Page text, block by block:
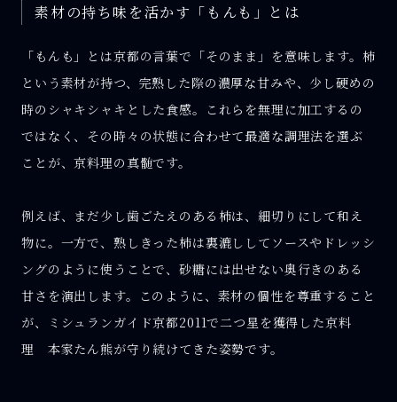
素材の持ち味を活かす「もんも」とは
「もんも」とは京都の言葉で「そのまま」を意味します。柿
という素材が持つ、完熟した際の濃厚な甘みや、少し硬めの
時のシャキシャキとした食感。これらを無理に加工するの
ではなく、その時々の状態に合わせて最適な調理法を選ぶ
ことが、京料理の真髄です。
例えば、まだ少し歯ごたえのある柿は、細切りにして和え
物に。一方で、熟しきった柿は裏漉ししてソースやドレッシ
ングのように使うことで、砂糖には出せない奥行きのある
甘さを演出します。このように、素材の個性を尊重すること
が、ミシュランガイド京都2011で二つ星を獲得した京料
理 本家たん熊が守り続けてきた姿勢です。